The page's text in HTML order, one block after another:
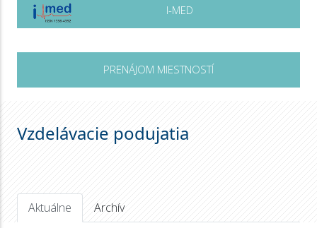
I-MED
PRENÁJOM MIESTNOSTÍ
Vzdelávacie podujatia
Aktuálne Archív